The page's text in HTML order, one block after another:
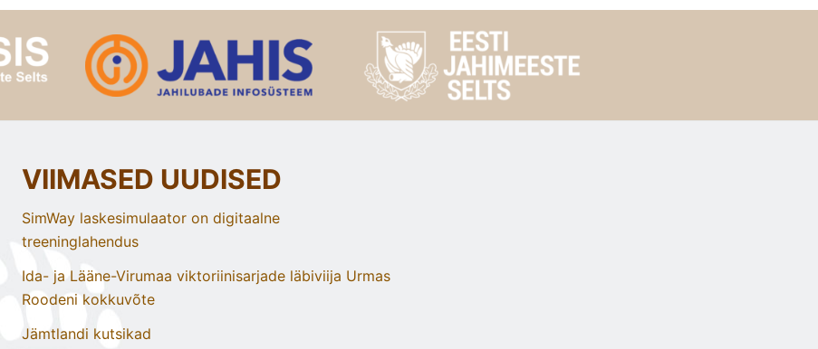
VIIMASED UUDISED
SimWay laskesimulaator on digitaalne
treeninglahendus
Ida- ja Lääne-Virumaa viktoriinisarjade läbiviija Urmas
Roodeni kokkuvõte
Jämtlandi kutsikad